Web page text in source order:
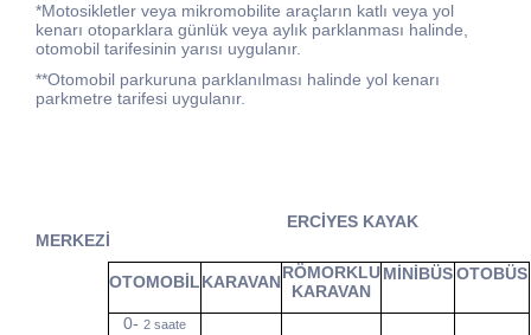
*Motosikletler veya mikromobilite araçların katlı veya yol
kenarı otoparklara günlük veya aylık parklanması halinde,
otomobil tarifesinin yarısı uygulanır.
**Otomobil parkuruna parklanılması halinde yol kenarı
parkmetre tarifesi uygulanır.
ERCİYES KAYAK
MERKEZİ
OTOMOBİLKARAVANRÖMORKLU
KARAVAN
MİNİBÜSOTOBÜS
0- 2 saate